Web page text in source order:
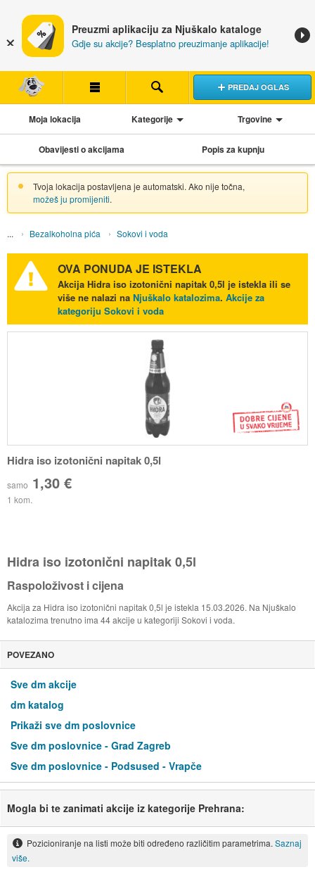
Preuzmi aplikaciju za Njuškalo kataloge
Gdje su akcije? Besplatno preuzimanje aplikacije!
PREDAJ OGLAS
Moja lokacija Kategorije Trgovine
Obavijesti o akcijama Popis za kupnju
Tvoja lokacija postavljena je automatski. Ako nije točna,
možeš ju promijeniti.
Bezalkoholna pića Sokovi i voda
OVA PONUDA JE ISTEKLA
Akcija Hidra iso izotonični napitak 0,5l je istekla ili se
više ne nalazi na Njuškalo katalozima. Akcije za
kategoriju Sokovi i voda
Hidra iso izotonični napitak 0,5l
samo 1,30 €
1 kom.
Hidra iso izotonični napitak 0,5l
Raspoloživost i cijena
Akcija za Hidra iso izotonični napitak 0,5l je istekla 15.03.2026. Na Njuškalo
katalozima trenutno ima 44 akcije u kategoriji Sokovi i voda.
POVEZANO
Sve dm akcije
dm katalog
Prikaži sve dm poslovnice
Sve dm poslovnice - Grad Zagreb
Sve dm poslovnice - Podsused - Vrapče
Mogla bi te zanimati akcije iz kategorije Prehrana:
Pozicioniranje na listi može biti određeno različitim parametrima. Saznaj
više.